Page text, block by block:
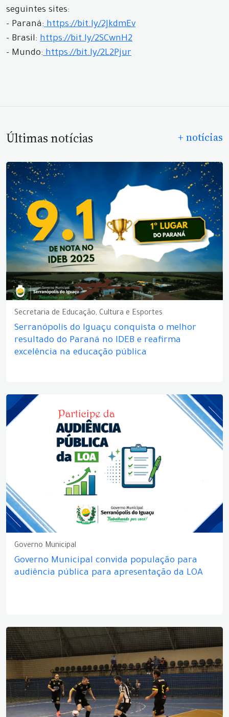
seguintes sites:
- Paraná:https://bit.ly/2JkdmEv
- Brasil: https://bit.ly/2SCwnH2
- Mundo:https://bit.ly/2L2Pjur
Últimas notícias + notícias
Secretaria de Educação, Cultura e Esportes
Serranópolis do Iguaçu conquista o melhor
resultado do Paraná no IDEB e reafirma
excelência na educação pública
Governo Municipal
Governo Municipal convida população para
audiência pública para apresentação da LOA